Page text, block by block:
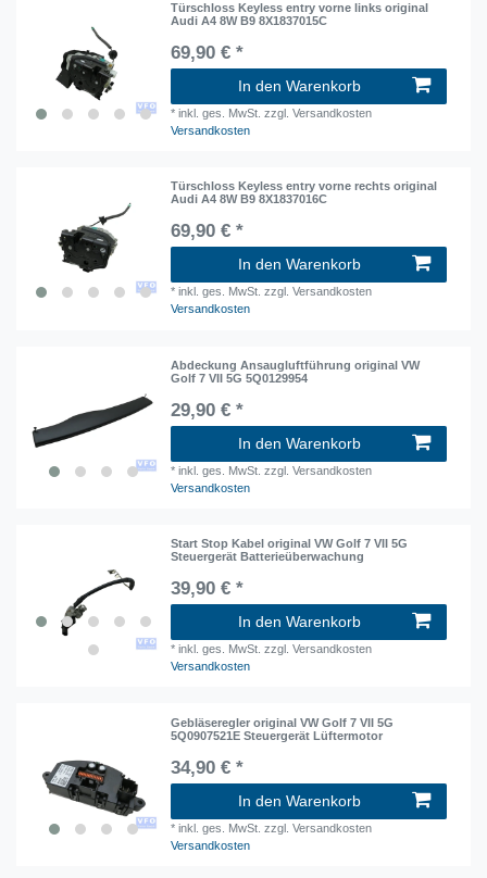
Türschloss Keyless entry vorne links original
Audi A4 8W B9 8X1837015C
69,90 € *
In den Warenkorb
*inkl. ges. MwSt. zzgl. Versandkosten
Versandkosten
Türschloss Keyless entry vorne rechts original
Audi A4 8W B9 8X1837016C
69,90 € *
In den Warenkorb
*inkl. ges. MwSt. zzgl. Versandkosten
Versandkosten
Abdeckung Ansaugluftführung original VW
Golf 7 VII 5G 5Q0129954
29,90 € *
In den Warenkorb
*inkl. ges. MwSt. zzgl. Versandkosten
Versandkosten
Start Stop Kabel original VW Golf 7 VII 5G
Steuergerät Batterieüberwachung
39,90 € *
In den Warenkorb
*inkl. ges. MwSt. zzgl. Versandkosten
Versandkosten
Gebläseregler original VW Golf 7 VII 5G
5Q0907521E Steuergerät Lüftermotor
34,90 € *
In den Warenkorb
*inkl. ges. MwSt. zzgl. Versandkosten
Versandkosten